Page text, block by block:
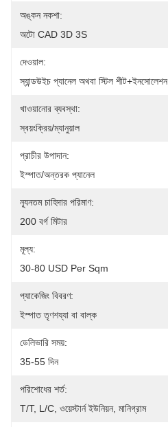
অঙ্কন নকশা:
অটো CAD 3D 3S
দেওয়াল:
স্যান্ডউইচ প্যানেল অথবা স্টিল শীট+ইনসোলেশন
খাওয়ানোর ব্যবস্থা:
স্বয়ংক্রিয়/ম্যানুয়াল
প্রাচীর উপাদান:
ইস্পাত/অন্তরক প্যানেল
ন্যূনতম চাহিদার পরিমাণ:
200 বর্গ মিটার
মূল্য:
30-80 USD Per Sqm
প্যাকেজিং বিবরণ:
ইস্পাত তৃণশয্যা বা বাল্ক
ডেলিভারি সময়:
35-55 দিন
পরিশোধের শর্ত:
T/T, L/C, ওয়েস্টার্ন ইউনিয়ন, মানিগ্রাম